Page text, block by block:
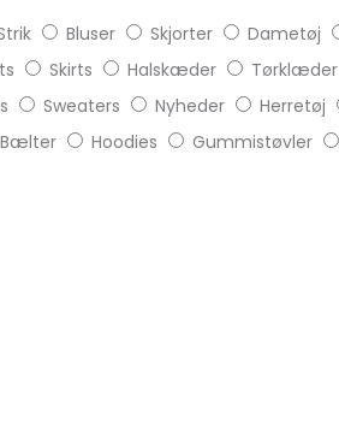
Bluser Skjorter Dametøj
Skirts Halskæder Tørklæder
Sweaters Nyheder Herretøj
Bælter Hoodies Gummistøvler